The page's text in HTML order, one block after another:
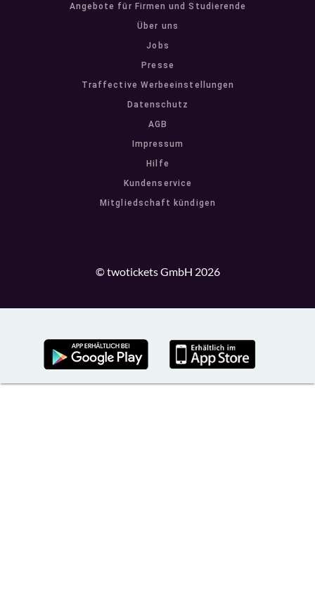
Angebote für Firmen und Studierende
Über uns
Jobs
Presse
Traffective Werbeeinstellungen
Datenschutz
AGB
Impressum
Hilfe
Kundenservice
Mitgliedschaft kündigen
© twotickets GmbH 2026